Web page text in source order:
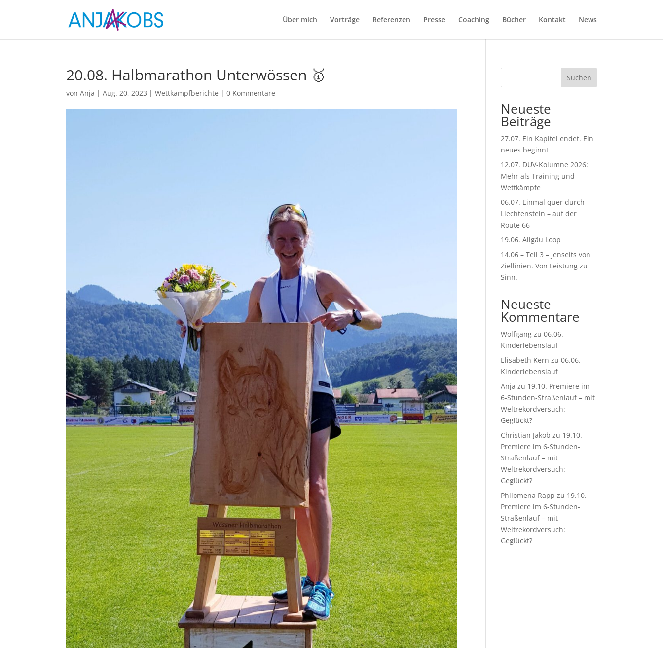
Über mich Vorträge Referenzen Presse Coaching Bücher Kontakt News
20.08. Halbmarathon Unterwössen 🥇
vonAnja |Aug. 20, 2023 |Wettkampfberichte |0 Kommentare
Suchen
Neueste
Beiträge
27.07. Ein Kapitel endet. Ein
neues beginnt.
12.07. DUV-Kolumne 2026:
Mehr als Training und
Wettkämpfe
06.07. Einmal quer durch
Liechtenstein – auf der
Route 66
19.06. Allgäu Loop
14.06 – Teil 3 – Jenseits von
Ziellinien. Von Leistung zu
Sinn.
Neueste
Kommentare
Wolfgang zu06.06.
Kinderlebenslauf
Elisabeth Kern zu06.06.
Kinderlebenslauf
Anja zu 19.10. Premiere im
6-Stunden-Straßenlauf – mit
Weltrekordversuch:
Geglückt?
Christian Jakob zu 19.10.
Premiere im 6-Stunden-
Straßenlauf – mit
Weltrekordversuch:
Geglückt?
Philomena Rapp zu 19.10.
Premiere im 6-Stunden-
Straßenlauf – mit
Weltrekordversuch:
Geglückt?